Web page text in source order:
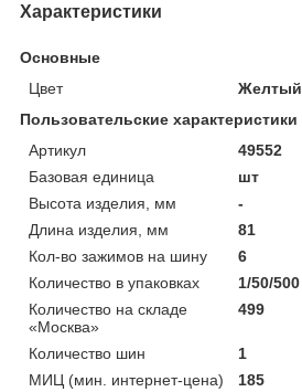
Характеристики
Основные
Цвет
Желтый
Пользовательские характеристики
Артикул
49552
Базовая единица
шт
Высота изделия, мм
-
Длина изделия, мм
81
Кол-во зажимов на шину
6
Количество в упаковках
1/50/500
Количество на складе
«Москва»
499
Количество шин
1
МИЦ (мин. интернет-цена)
185